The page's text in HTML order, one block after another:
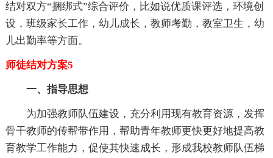
结对双方“捆绑式”综合评价，比如说优质课评选，环境创
设，班级家长工作，幼儿成长，教师考勤，教室卫生，幼
儿出勤率等方面。
师徒结对方案5
一、指导思想
为加强教师队伍建设，充分利用现有教育资源，发挥
骨干教师的传帮带作用，帮助青年教师更快更好地提高教
育教学工作能力，促使其快速成长，形成我校教师队伍梯